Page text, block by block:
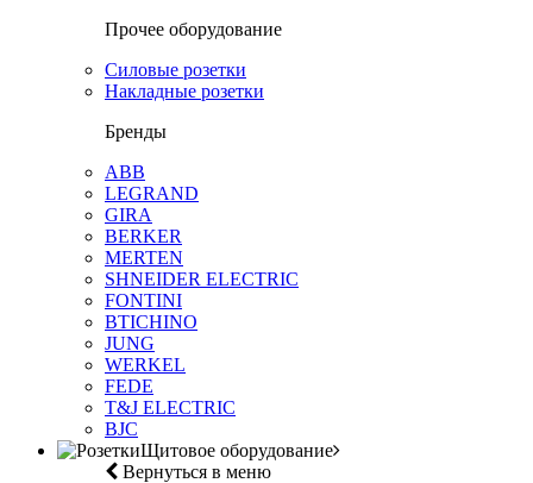
Прочее оборудование
Силовые розетки
Накладные розетки
Бренды
ABB
LEGRAND
GIRA
BERKER
MERTEN
SHNEIDER ELECTRIC
FONTINI
BTICHINO
JUNG
WERKEL
FEDE
T&J ELECTRIC
BJC
Щитовое оборудование
Вернуться в меню